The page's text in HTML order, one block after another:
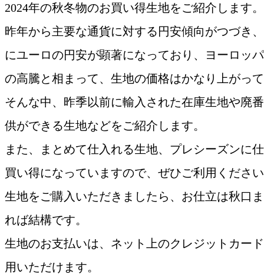
2024年の秋冬物のお買い得生地をご紹介します。
昨年から主要な通貨に対する円安傾向がつづき
にユーロの円安が顕著になっており、ヨーロッ
の高騰と相まって、生地の価格はかなり上がっ
そんな中、昨季以前に輸入された在庫生地や廃
供ができる生地などをご紹介します。
また、まとめて仕入れる生地、プレシーズンに
買い得になっていますので、ぜひご利用くださ
生地をご購入いただきましたら、お仕立は秋口
れば結構です。
生地のお支払いは、ネット上のクレジットカー
用いただけます。